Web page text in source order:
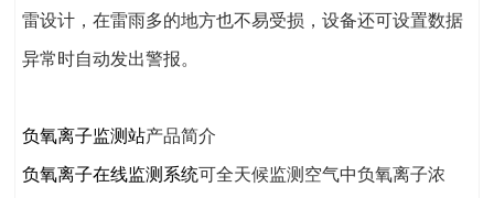
雷设计，在雷雨多的地方也不易受损，设备还可设置数据
异常时自动发出警报。
负氧离子监测站产品简介
负氧离子在线监测系统可全天候监测空气中负氧离子浓